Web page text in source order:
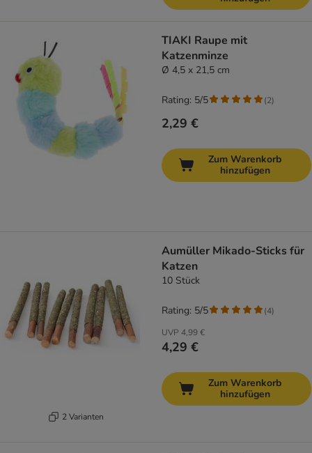
TIAKI Raupe mit
Katzenminze
Ø 4,5 x 21,5 cm
2,29 €
Rating: 5/5 (2)
Zum Warenkorb
hinzufügen
2 Varianten
Aumüller Mikado-Sticks für
Katzen
10 Stück
UVP 4,99 €
4,29 €
Rating: 5/5 (4)
Zum Warenkorb
hinzufügen